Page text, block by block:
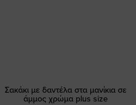
Σακάκι με δαντέλα στα μανίκια σε
άμμος χρώμα plus size